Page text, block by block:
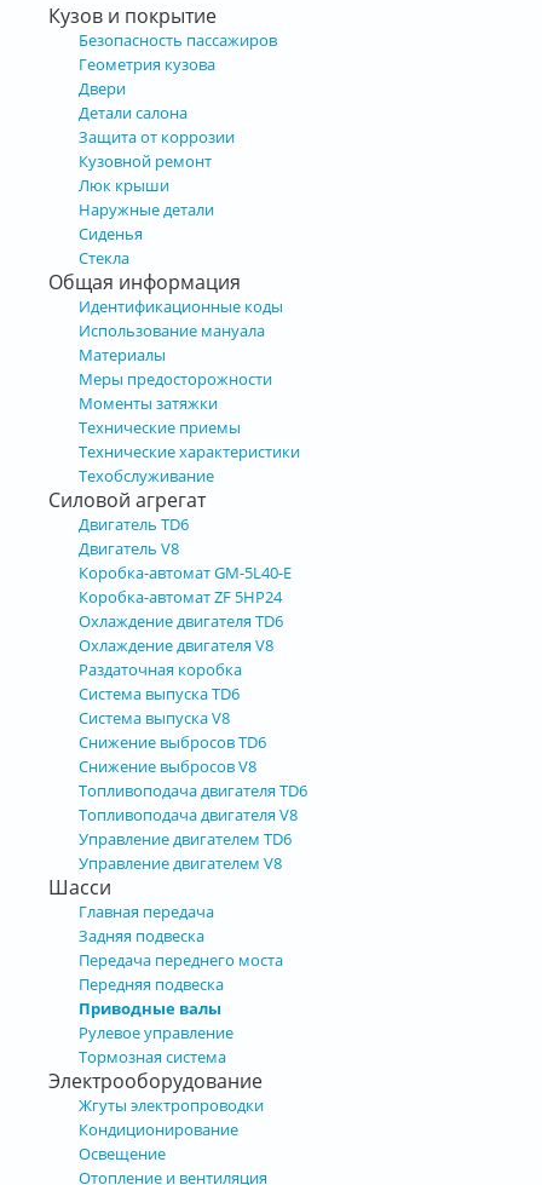
Кузов и покрытие
Безопасность пассажиров
Геометрия кузова
Двери
Детали салона
Защита от коррозии
Кузовной ремонт
Люк крыши
Наружные детали
Сиденья
Стекла
Общая информация
Идентификационные коды
Использование мануала
Материалы
Меры предосторожности
Моменты затяжки
Технические приемы
Технические характеристики
Техобслуживание
Силовой агрегат
Двигатель TD6
Двигатель V8
Коробка-автомат GM-5L40-E
Коробка-автомат ZF 5HP24
Охлаждение двигателя TD6
Охлаждение двигателя V8
Раздаточная коробка
Система выпуска TD6
Система выпуска V8
Снижение выбросов TD6
Снижение выбросов V8
Топливоподача двигателя TD6
Топливоподача двигателя V8
Управление двигателем TD6
Управление двигателем V8
Шасси
Главная передача
Задняя подвеска
Передача переднего моста
Передняя подвеска
Приводные валы
Рулевое управление
Тормозная система
Электрооборудование
Жгуты электропроводки
Кондиционирование
Освещение
Отопление и вентиляция